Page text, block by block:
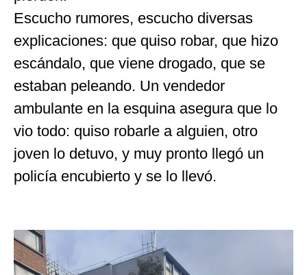
Escucho rumores, escucho diversas
explicaciones: que quiso robar, que hizo
escándalo, que viene drogado, que se
estaban peleando. Un vendedor
ambulante en la esquina asegura que lo
vio todo: quiso robarle a alguien, otro
joven lo detuvo, y muy pronto llegó un
policía encubierto y se lo llevó.